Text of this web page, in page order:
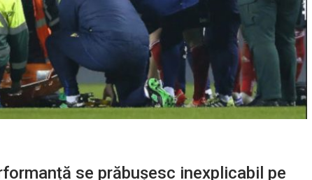
se prăbușesc inexplicabil pe